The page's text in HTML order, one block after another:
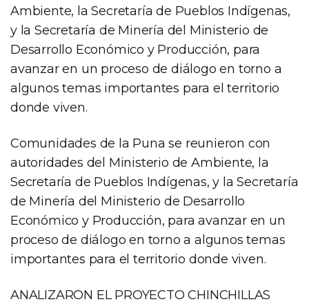
Ambiente, la Secretaría de Pueblos Indígenas,
y la Secretaría de Minería del Ministerio de
Desarrollo Económico y Producción, para
avanzar en un proceso de diálogo en torno a
algunos temas importantes para el territorio
donde viven.
Comunidades de la Puna se reunieron con
autoridades del Ministerio de Ambiente, la
Secretaría de Pueblos Indígenas, y la Secretaría
de Minería del Ministerio de Desarrollo
Económico y Producción, para avanzar en un
proceso de diálogo en torno a algunos temas
importantes para el territorio donde viven.
ANALIZARON EL PROYECTO CHINCHILLAS